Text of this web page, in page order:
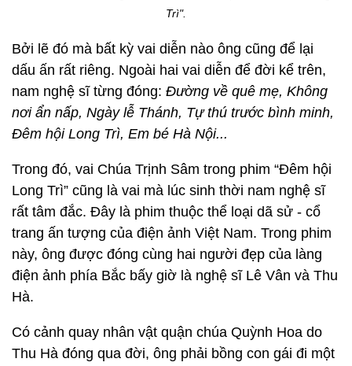
Trì".
Bởi lẽ đó mà bất kỳ vai diễn nào ông cũng để lại
dấu ấn rất riêng. Ngoài hai vai diễn để đời kể trên,
nam nghệ sĩ từng đóng: Đường về quê mẹ, Không
nơi ẩn nấp, Ngày lễ Thánh, Tự thú trước bình minh,
Đêm hội Long Trì, Em bé Hà Nội...
Trong đó, vai Chúa Trịnh Sâm trong phim “Đêm hội
Long Trì” cũng là vai mà lúc sinh thời nam nghệ sĩ
rất tâm đắc. Đây là phim thuộc thể loại dã sử - cổ
trang ấn tượng của điện ảnh Việt Nam. Trong phim
này, ông được đóng cùng hai người đẹp của làng
điện ảnh phía Bắc bấy giờ là nghệ sĩ Lê Vân và Thu
Hà.
Có cảnh quay nhân vật quận chúa Quỳnh Hoa do
Thu Hà đóng qua đời, ông phải bồng con gái đi một